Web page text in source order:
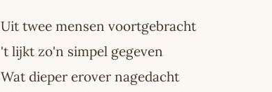
Uit twee mensen voortgebracht
't lijkt zo'n simpel gegeven
Wat dieper erover nagedacht